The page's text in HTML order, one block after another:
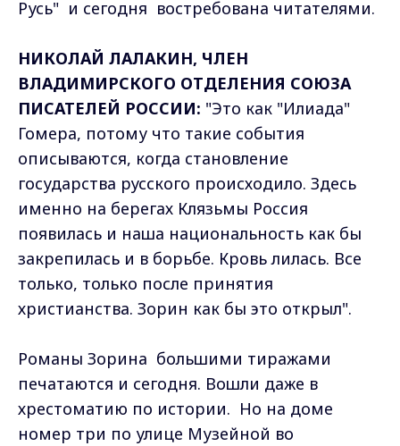
Русь" и сегодня востребована читателями.
НИКОЛАЙ ЛАЛАКИН, ЧЛЕН
ВЛАДИМИРСКОГО ОТДЕЛЕНИЯ СОЮЗА
ПИСАТЕЛЕЙ РОССИИ: "Это как "Илиада"
Гомера, потому что такие события
описываются, когда становление
государства русского происходило. Здесь
именно на берегах Клязьмы Россия
появилась и наша национальность как бы
закрепилась и в борьбе. Кровь лилась. Все
только, только после принятия
христианства. Зорин как бы это открыл".
Романы Зорина большими тиражами
печатаются и сегодня. Вошли даже в
хрестоматию по истории. Но на доме
номер три по улице Музейной во